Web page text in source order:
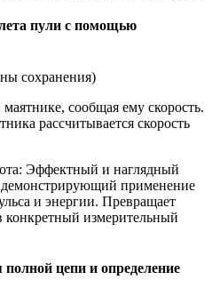
пули с помощью
сохранения)
маятнике, сообщая ему скорость.
рассчитывается скорость
Эффектный и наглядный
демонстрирующий применение
и энергии. Превращает
конкретный измерительный
цепи и определение